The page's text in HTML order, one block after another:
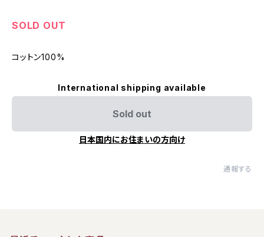
SOLD OUT
コットン100%
International shipping available
Sold out
日本国内にお住まいの方向け
通報する